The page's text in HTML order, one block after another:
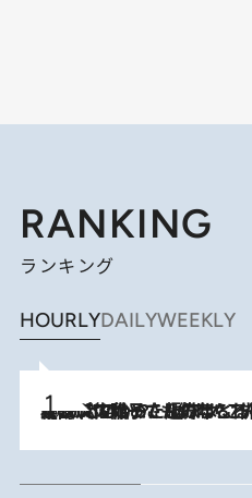
RANKING
ランキング
HOURLYDAILYWEEKLY
2026.8.5
【阿川佐和子さんの年とる力】なぜ70代で始めた趣味は“こんなに楽しい”のか？ ピアノ、俳句…スランプに陥っても続けられる“ある秘訣”とは